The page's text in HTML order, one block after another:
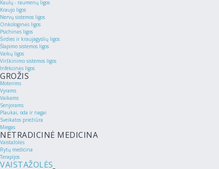
Kaulų - raumenų ligos
Kraujo ligos
Nervų sistemos ligos
Onkologinės ligos
Psichinės ligos
Širdies ir kraujagyslių ligos
Šlapimo sistemos ligos
Vaikų ligos
Virškinimo sistemos ligos
Infekcinės ligos
GROŽIS
Moterims
Vyrams
Vaikams
Senjorams
Plaukai, oda ir nagai
Sveikatos priežiūra
Miegas
NETRADICINĖ MEDICINA
Vaistažolės
Rytų medicina
Terapijos
VAISTAŽOLĖS